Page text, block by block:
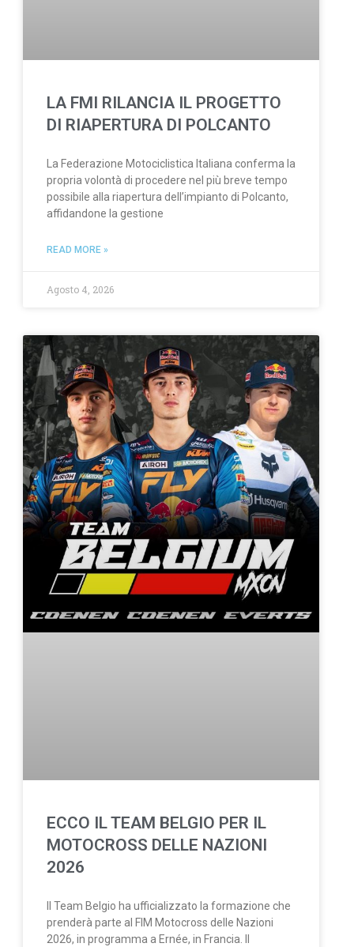
LA FMI RILANCIA IL PROGETTO
DI RIAPERTURA DI POLCANTO
La Federazione Motociclistica Italiana conferma la
propria volontà di procedere nel più breve tempo
possibile alla riapertura dell’impianto di Polcanto,
affidandone la gestione
READ MORE »
Agosto 4, 2026
ECCO IL TEAM BELGIO PER IL
MOTOCROSS DELLE NAZIONI
2026
Il Team Belgio ha ufficializzato la formazione che
prenderà parte al FIM Motocross delle Nazioni
2026, in programma a Ernée, in Francia. Il